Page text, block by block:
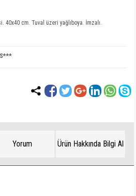
40x40 cm. Tuval üzeri yağlıboya. İmzalı.
Yorum Ürün Hakkında Bilgi Al